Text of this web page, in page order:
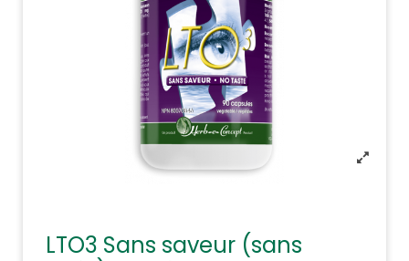
LTO3 Sans saveur (sans